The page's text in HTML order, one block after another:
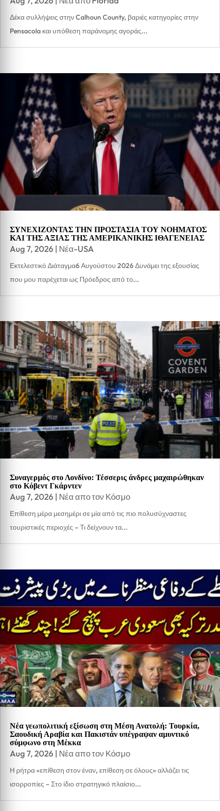
Δέκα συλλήψεις στην Calhoun County, βαριές κατηγορίες στην
Pensacola και υπόθεση παράνομης αγοράς...
ΣΥΝΕΧΙΖΟΝΤΑΣ ΤΗΝ ΠΡΟΣΤΑΣΙΑ ΤΟΥ ΝΟΗΜΑΤΟΣ
ΚΑΙ ΤΗΣ ΑΞΙΑΣ ΤΗΣ ΑΜΕΡΙΚΑΝΙΚΗΣ ΙΘΑΓΕΝΕΙΑΣ
Aug 7, 2026 | Νέα-USA
Εκτελεστικό Διάταγμα6 Αυγούστου 2026 Δυνάμει της εξουσίας
που μου παρέχεται ως Πρόεδρος από το...
Συναγερμός στο Λονδίνο: Τέσσερις άνδρες μαχαιρώθηκαν
στο Κόβεντ Γκάρντεν
Aug 7, 2026 | Νέα απο τον Κόσμο
Επίθεση μέρα μεσημέρι σε μία από τις πιο πολυσύχναστες
τουριστικές περιοχές – Τι δείχνουν τα...
Νέα γεωπολιτική εξίσωση στη Μέση Ανατολή: Τουρκία,
Σαουδική Αραβία και Πακιστάν υπέγραψαν αμυντικό
σύμφωνο στη Μέκκα
Aug 7, 2026 | Νέα απο τον Κόσμο
Η ρήτρα «επίθεση στον έναν, επίθεση σε όλους» αλλάζει τις
ισορροπίες – Στο ίδιο στρατηγικό πλαίσιο...